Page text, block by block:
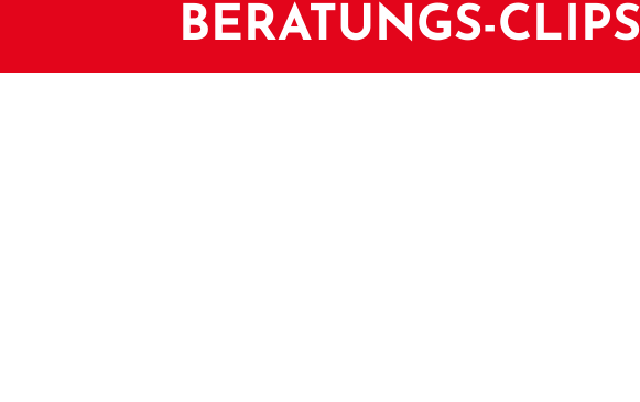
BERATUNGS-CLIPS